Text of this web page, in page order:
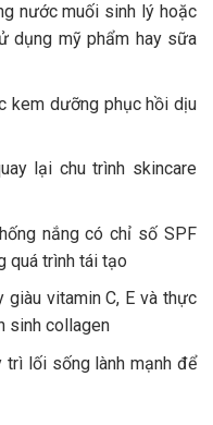
nước muối sinh lý hoặc
dụng mỹ phẩm hay sữa
kem dưỡng phục hồi dịu
lại chu trình skincare
nắng có chỉ số SPF
quá trình tái tạo
giàu vitamin C, E và thực
sinh collagen
trì lối sống lành mạnh để